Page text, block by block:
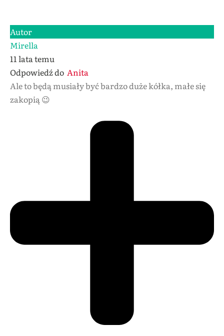
Autor
Mirella
11 lata temu
Odpowiedź do Anita
Ale to będą musiały być bardzo duże kółka, małe się
zakopią 😉